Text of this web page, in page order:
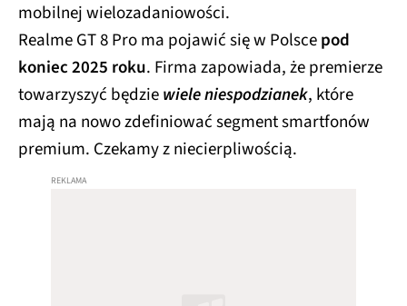
mobilnej wielozadaniowości.
Realme GT 8 Pro ma pojawić się w Polscepod
koniec 2025 roku. Firma zapowiada, że premierze
towarzyszyć będziewiele niespodzianek, które
mają na nowo zdefiniować segment smartfonów
premium. Czekamy z niecierpliwością.